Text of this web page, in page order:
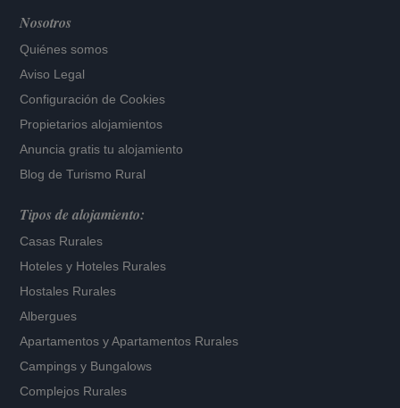
Nosotros
Quiénes somos
Aviso Legal
Configuración de Cookies
Propietarios alojamientos
Anuncia gratis tu alojamiento
Blog de Turismo Rural
Tipos de alojamiento:
Casas Rurales
Hoteles y Hoteles Rurales
Hostales Rurales
Albergues
Apartamentos yApartamentos Rurales
Campings y Bungalows
Complejos Rurales